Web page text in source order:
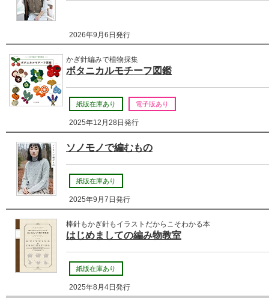
2026年9月6日発行
かぎ針編みで植物採集
ボタニカルモチーフ図鑑
紙版在庫あり 電子版あり
2025年12月28日発行
ソノモノで編むもの
紙版在庫あり
2025年9月7日発行
棒針もかぎ針もイラストだからこそわかる本
はじめましての編み物教室
紙版在庫あり
2025年8月4日発行